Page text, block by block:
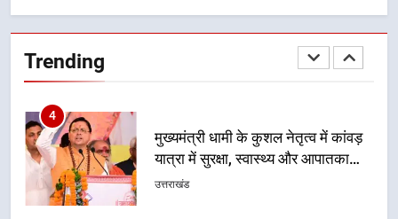
खड़ा कर बनाया भरोसे का प्रतीक
Trending
यात्रा में सुरक्षा, स्वास्थ्य और आपातकालीन
सेवाओं की बनी मजबूत व्यवस्था
5
मुख्यमंत्री धामी के नेतृत्व में मसूरी बन रही
विकास और पर्यटन का नया केंद्र
उत्तराखंड